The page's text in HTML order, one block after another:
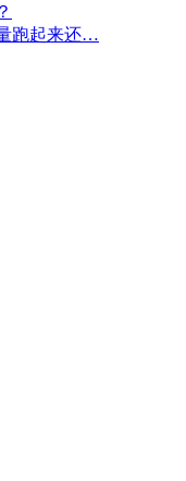
跑起来还…